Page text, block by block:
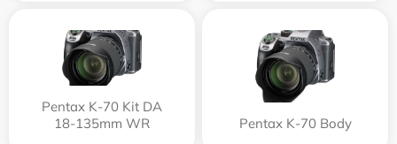
Pentax K-70 Kit DA
18-135mm WR
Pentax K-70 Body